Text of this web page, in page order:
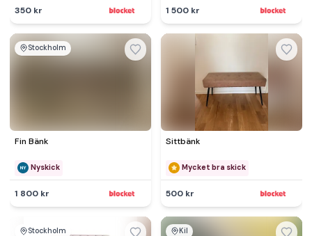
350 kr 1 500 kr
Stockholm
Fin Bänk
Nyskick
1 800 kr
Sittbänk
Mycket bra skick
500 kr
Stockholm Kil